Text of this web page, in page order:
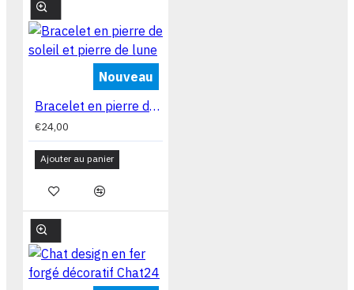
Nouveau
Bracelet en pierre de soleil et pierre de lune
€24,00
Ajouter au panier